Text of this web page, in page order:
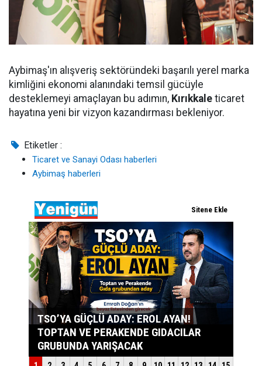
Aybimaş'ın alışveriş sektöründeki başarılı yerel marka
kimliğini ekonomi alanındaki temsil gücüyle
desteklemeyi amaçlayan bu adımın, Kırıkkale ticaret
hayatına yeni bir vizyon kazandırması bekleniyor.
Etiketler :
Ticaret ve Sanayi Odası haberleri
Aybimaş haberleri